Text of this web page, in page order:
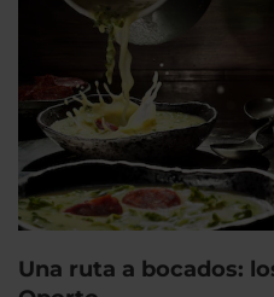
Una ruta a bocados: